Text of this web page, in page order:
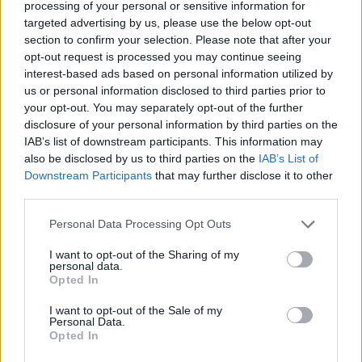
processing of your personal or sensitive information for
targeted advertising by us, please use the below opt-out
section to confirm your selection. Please note that after your
opt-out request is processed you may continue seeing
interest-based ads based on personal information utilized by
us or personal information disclosed to third parties prior to
your opt-out. You may separately opt-out of the further
disclosure of your personal information by third parties on the
IAB’s list of downstream participants. This information may
also be disclosed by us to third parties on the IAB’s List of
Downstream Participants that may further disclose it to other
Please note that this website/app uses one or more Google
not limited to your visit or usage behaviour. You may click to
grant or deny consent to Google and its third-party tags to
use your data for below specified purposes in below Google
consent section.
Personal Data Processing Opt Outs
I want to opt-out of the Sharing of my
personal data.
Opted In
I want to opt-out of the Sale of my
Personal Data.
Opted In
πρωθυπουργός.